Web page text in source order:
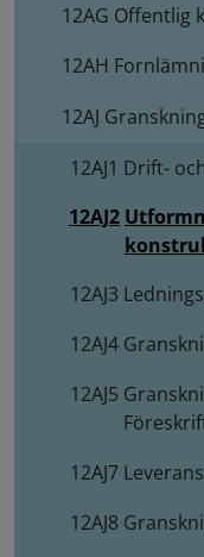
12AG Offentlig
12AH
12AJ
12AJ1 Drift-
12AJ2
12AJ3
12AJ4
12AJ5
12AJ7
12AJ8